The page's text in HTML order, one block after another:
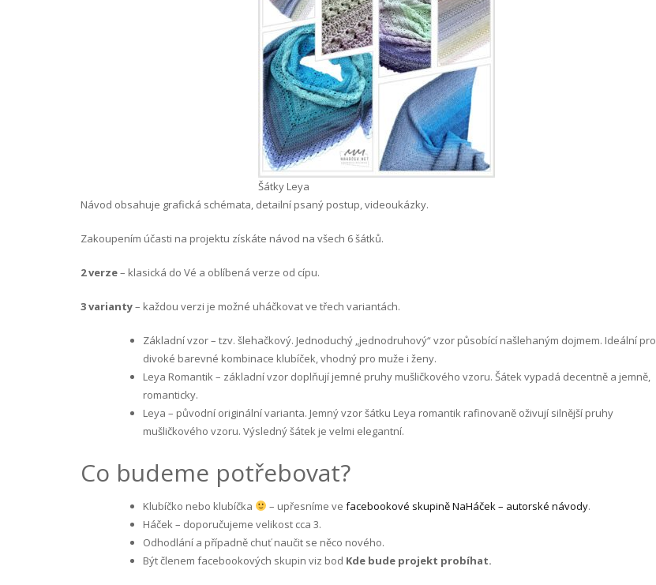
Šátky Leya
Návod obsahuje grafická schémata, detailní psaný postup, videoukázky.
Zakoupením účasti na projektu získáte návod na všech 6 šátků.
2 verze– klasická do Vé a oblíbená verze od cípu.
3 varianty– každou verzi je možné uháčkovat ve třech variantách.
Základní vzor – tzv. šlehačkový. Jednoduchý „jednodruhový“ vzor působící našlehaným dojmem. Ideální pro
divoké barevné kombinace klubíček, vhodný pro muže i ženy.
Leya Romantik – základní vzor doplňují jemné pruhy mušličkového vzoru. Šátek vypadá decentně a jemně,
romanticky.
Leya – původní originální varianta. Jemný vzor šátku Leya romantik rafinovaně oživují silnější pruhy
mušličkového vzoru. Výsledný šátek je velmi elegantní.
Co budeme potřebovat?
Klubíčko nebo klubíčka – upřesníme ve facebookové skupině NaHáček – autorské návody.
Háček – doporučujeme velikost cca 3.
Odhodlání a případně chuť naučit se něco nového.
Být členem facebookových skupin viz bod Kde bude projekt probíhat.